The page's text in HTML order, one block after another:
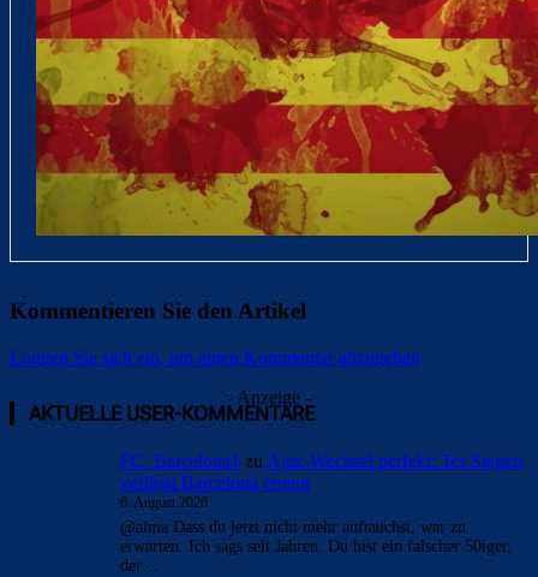
Kommentieren Sie den Artikel
Loggen Sie sich ein, um einen Kommentar abzugeben
- Anzeige -
AKTUELLE USER-KOMMENTARE
FC_Barcelona1 zu Ajax-Wechsel perfekt: Ter Stegen
verlässt Barcelona erneut
6. August 2026
@alma Dass du jetzt nicht mehr auftauchst, war zu
erwarten. Ich sags seit Jahren. Du bist ein falscher 50iger,
der…